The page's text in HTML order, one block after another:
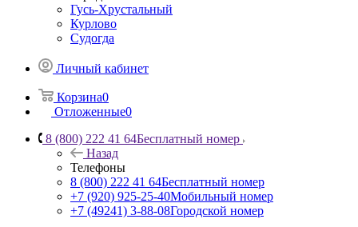
Гусь-Хрустальный
Курлово
Судогда
Личный кабинет
Корзина0
Отложенные0
8 (800) 222 41 64Бесплатный номер
Назад
Телефоны
8 (800) 222 41 64Бесплатный номер
+7 (920) 925-25-40Мобильный номер
+7 (49241) 3-88-08Городской номер